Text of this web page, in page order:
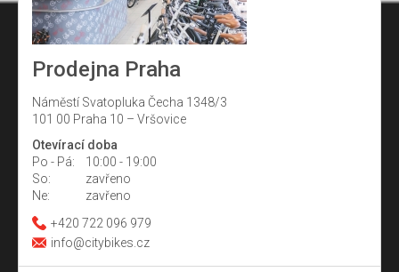
Prodejna Praha
Náměstí Svatopluka Čecha 1348/3
101 00 Praha 10 – Vršovice
Otevírací doba
Po - Pá:
10:00 - 19:00
So:
zavřeno
Ne:
zavřeno
+420 722 096 979
info@citybikes.cz